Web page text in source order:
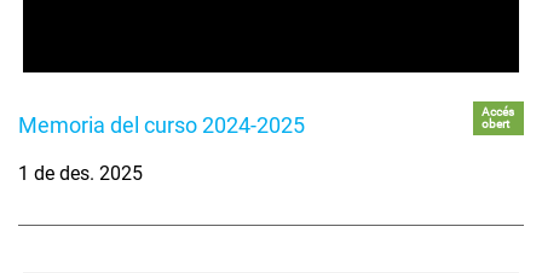
Memoria del curso 2024-2025
Accés
obert
1 de des. 2025